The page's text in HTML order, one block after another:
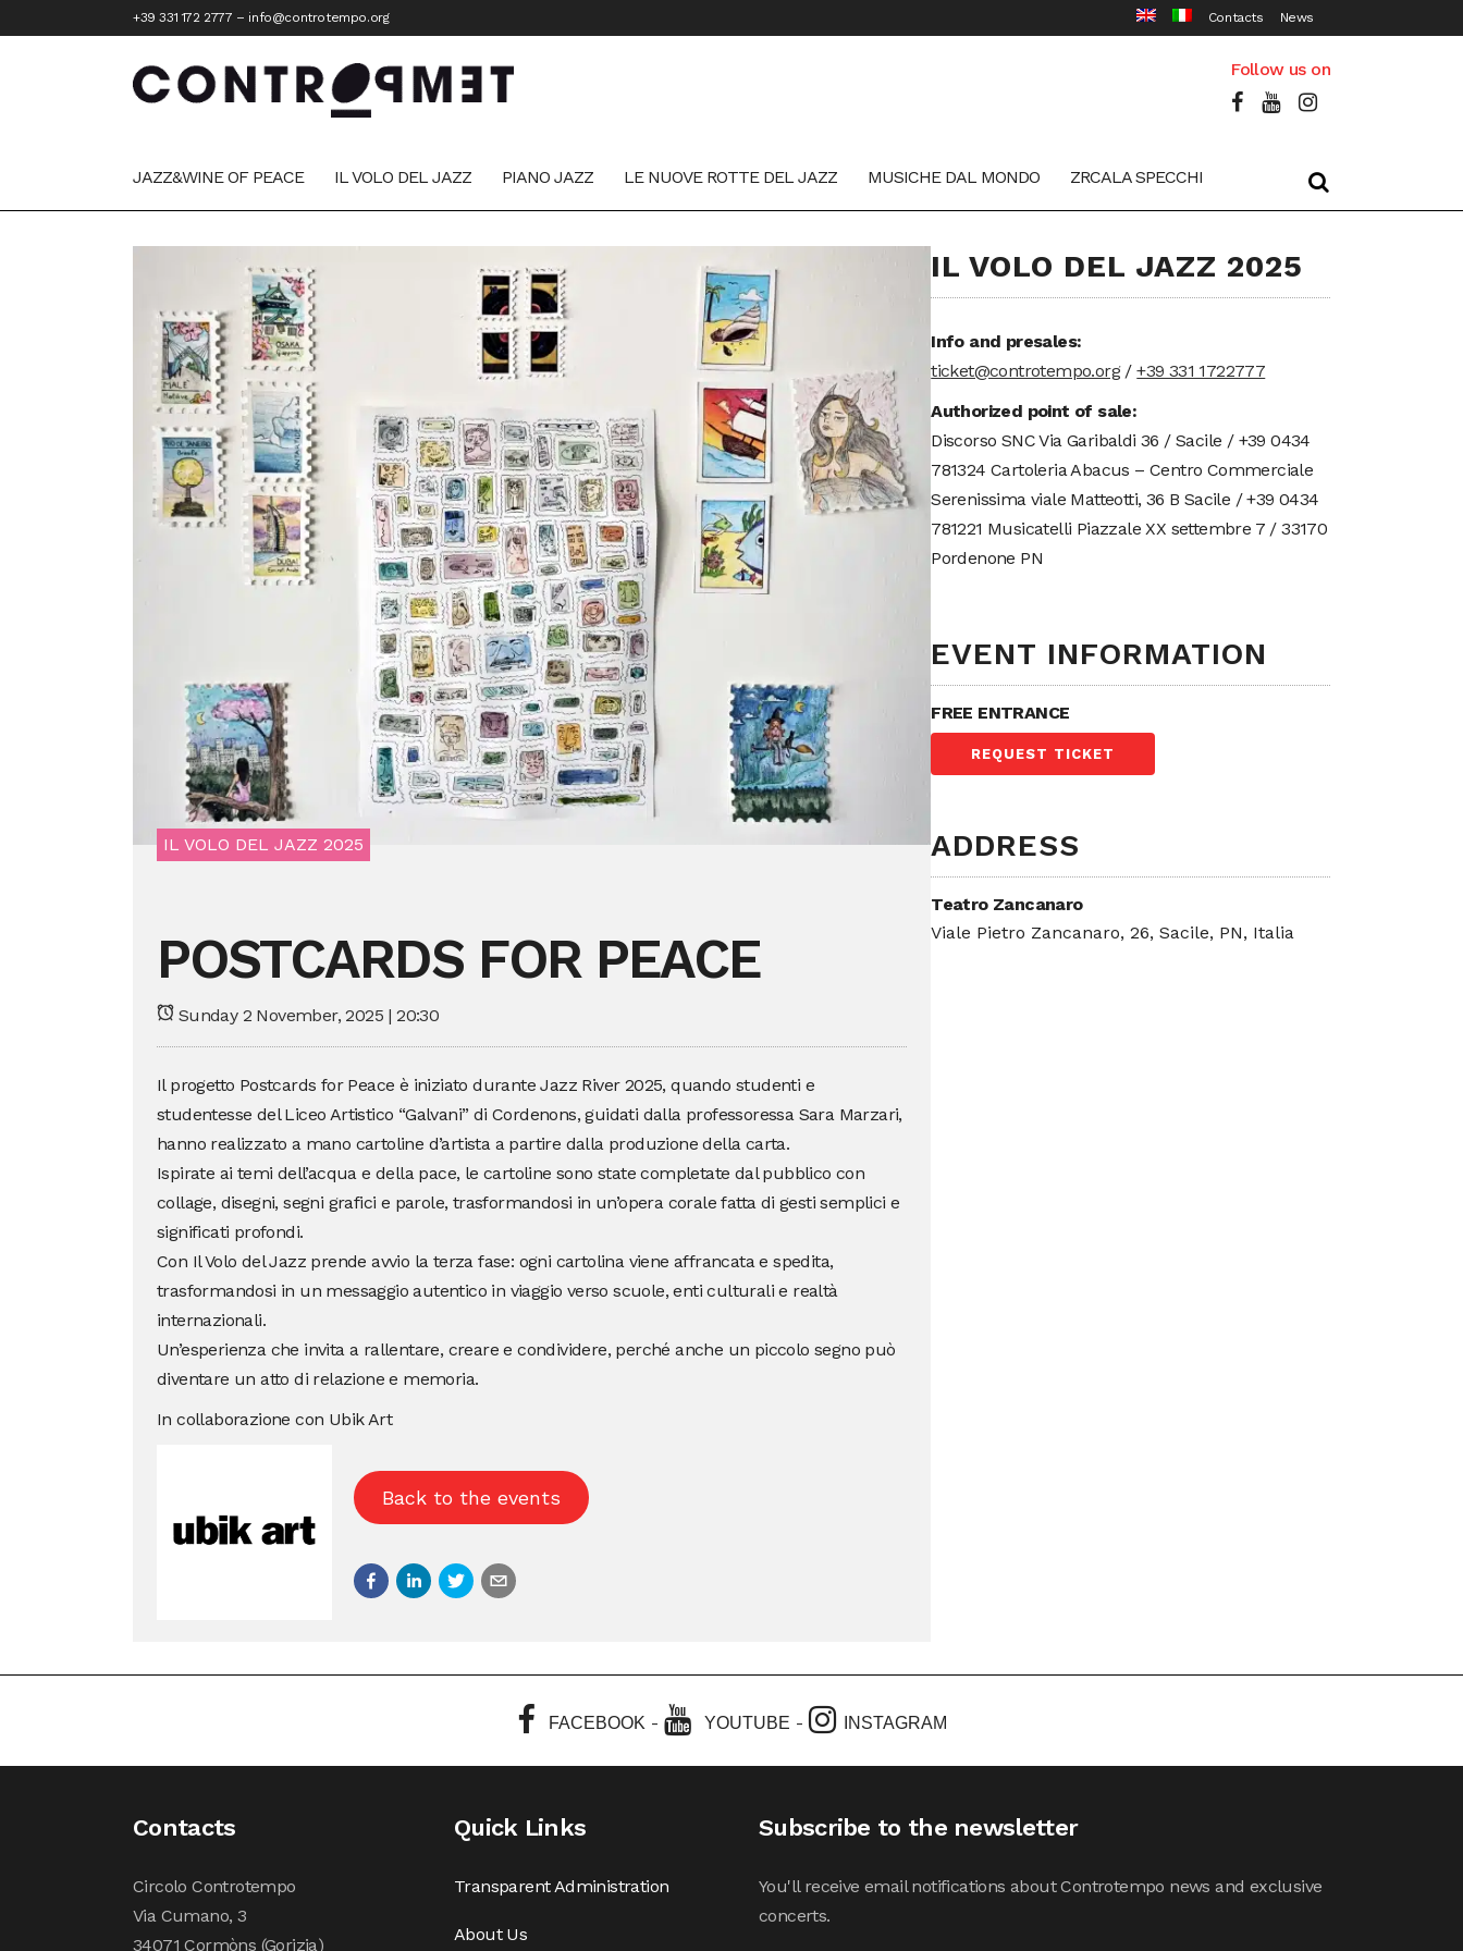
+39 331 172 2777 – info@controtempo.org Contacts News
Follow us on
JAZZ&WINE OF PEACE IL VOLO DEL JAZZ PIANO JAZZ LE NUOVE ROTTE DEL JAZZ MUSICHE DAL MONDO ZRCALA SPECCHI
IL VOLO DEL JAZZ 2025
POSTCARDS FOR PEACE
Sunday 2 November, 2025 | 20:30
Il progetto Postcards for Peace è iniziato durante Jazz River 2025, quando studenti e
studentesse del Liceo Artistico “Galvani” di Cordenons, guidati dalla professoressa Sara Marzari,
hanno realizzato a mano cartoline d’artista a partire dalla produzione della carta.
Ispirate ai temi dell’acqua e della pace, le cartoline sono state completate dal pubblico con
collage, disegni, segni grafici e parole, trasformandosi in un’opera corale fatta di gesti semplici e
significati profondi.
Con Il Volo del Jazz prende avvio la terza fase: ogni cartolina viene affrancata e spedita,
trasformandosi in un messaggio autentico in viaggio verso scuole, enti culturali e realtà
internazionali.
Un’esperienza che invita a rallentare, creare e condividere, perché anche un piccolo segno può
diventare un atto di relazione e memoria.
In collaborazione con Ubik Art
Back to the events
IL VOLO DEL JAZZ 2025
Info and presales:
ticket@controtempo.org/+39 331 1722777
Authorized point of sale:
Discorso SNC Via Garibaldi 36 / Sacile / +39 0434
781324 Cartoleria Abacus – Centro Commerciale
Serenissima viale Matteotti, 36 B Sacile / +39 0434
781221 Musicatelli Piazzale XX settembre 7 / 33170
Pordenone PN
EVENT INFORMATION
FREE ENTRANCE
REQUEST TICKET
ADDRESS
Teatro Zancanaro
Viale Pietro Zancanaro, 26, Sacile, PN, Italia
FACEBOOK - YOUTUBE - INSTAGRAM
Contacts
Circolo Controtempo
Via Cumano, 3
34071 Cormòns (Gorizia)
Quick Links
Transparent Administration
About Us
Subscribe to the newsletter
You'll receive email notifications about Controtempo news and exclusive
concerts.